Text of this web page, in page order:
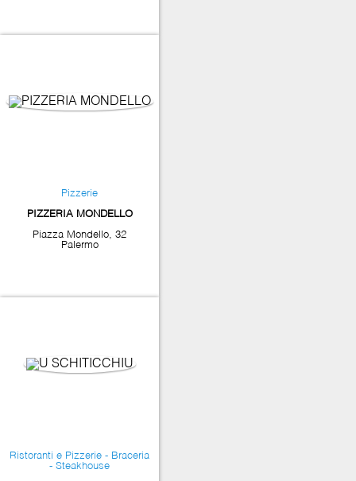
Pizzerie
PIZZERIA MONDELLO
Piazza Mondello, 32
Palermo
Ristoranti e Pizzerie - Braceria
- Steakhouse